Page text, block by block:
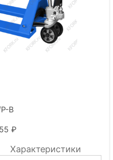
B
₽
Характеристики